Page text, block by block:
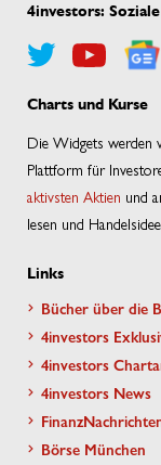
4investors:
Charts und Kurse
Die Widgets werden
Plattform für
aktivsten Aktien und
lesen und
Links
Bücher über die
4investors
4investors
4investors News
Börse München